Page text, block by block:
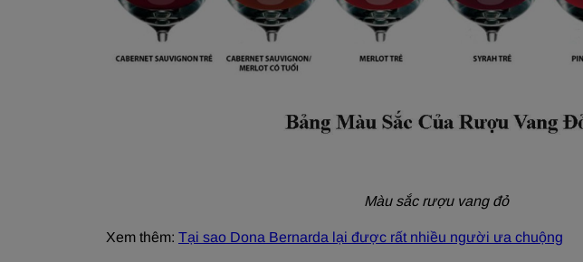
Màu sắc rượu vang đỏ
Xem thêm: Tại sao Dona Bernarda lại được rất nhiều người ưa chuộng